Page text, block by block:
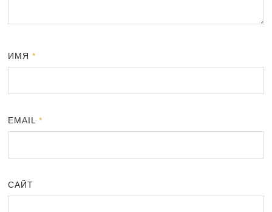
ИМЯ*
EMAIL*
САЙТ